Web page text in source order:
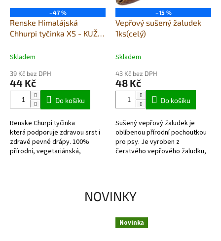
–47 %
Renske Himalájská
Chhurpi tyčinka XS - KUŽE
Skladem
39 Kč bez DPH
44 Kč
Do košíku
Renske Churpi tyčinka
která podporuje zdravou srst i
zdravé pevné drápy. 100%
přírodní, vegetariánská,
–15 %
Vepřový sušený žaludek
1ks(celý)
Skladem
43 Kč bez DPH
48 Kč
Do košíku
Sušený vepřový žaludek je
oblíbenou přírodní pochoutkou
pro psy. Je vyroben z
čerstvého vepřového žaludku,
NOVINKY
Novinka